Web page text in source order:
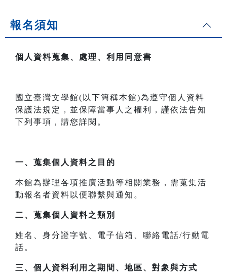
報名須知
個人資料蒐集、處理、利用同意書
國立臺灣文學館(以下簡稱本館)為遵守個人資料
保護法規定，並保障當事人之權利，謹依法告知
下列事項，請您詳閱。
一、 蒐集個人資料之目的
本館為辦理各項推廣活動等相關業務，需蒐集活
動報名者資料以便聯繫與通知。
二、 蒐集個人資料之類別
姓名、身分證字號、電子信箱、聯絡電話/行動電
話。
三、 個人資料利用之期間、地區、對象與方式